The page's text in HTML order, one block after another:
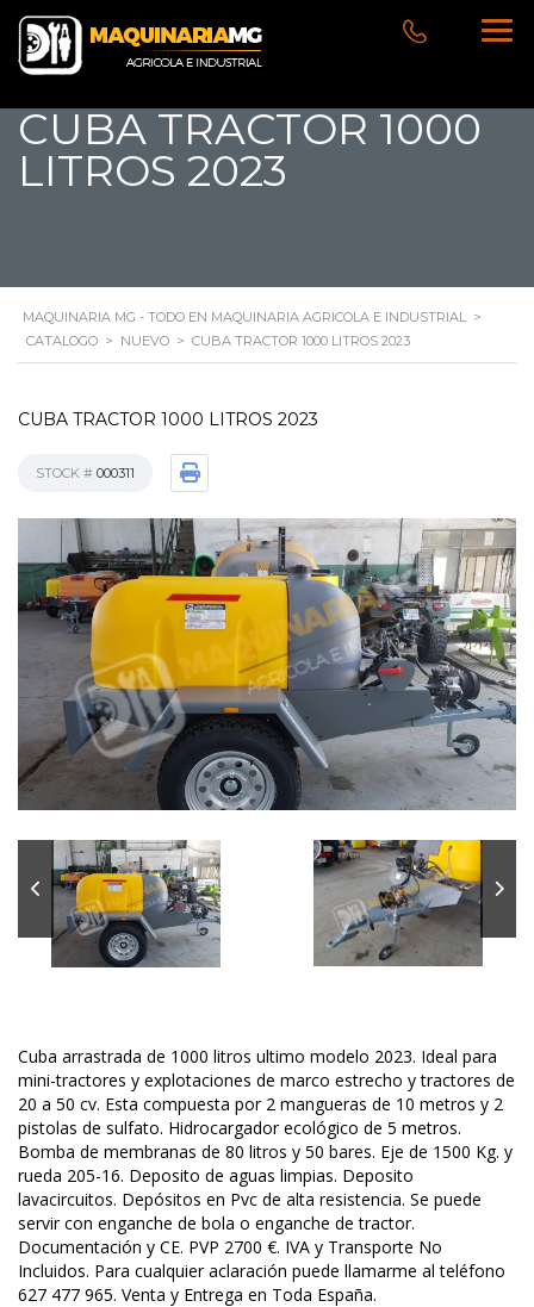
CUBA TRACTOR 1000
LITROS 2023
MAQUINARIA MG - TODO EN MAQUINARIA AGRICOLA E INDUSTRIAL >
CATALOGO > NUEVO > CUBA TRACTOR 1000 LITROS 2023
CUBA TRACTOR 1000 LITROS 2023
STOCK # 000311
Cuba arrastrada de 1000 litros ultimo modelo 2023. Ideal para
mini-tractores y explotaciones de marco estrecho y tractores de
20 a 50 cv. Esta compuesta por 2 mangueras de 10 metros y 2
pistolas de sulfato. Hidrocargador ecológico de 5 metros.
Bomba de membranas de 80 litros y 50 bares. Eje de 1500 Kg. y
rueda 205-16. Deposito de aguas limpias. Deposito
lavacircuitos. Depósitos en Pvc de alta resistencia. Se puede
servir con enganche de bola o enganche de tractor.
Documentación y CE. PVP 2700 €. IVA y Transporte No
Incluidos. Para cualquier aclaración puede llamarme al teléfono
627 477 965. Venta y Entrega en Toda España.